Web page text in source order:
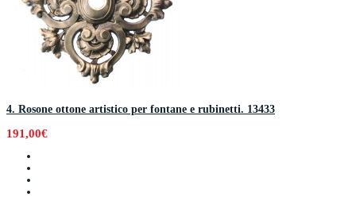
4. Rosone ottone artistico per fontane e rubinetti. 13433
191,00€